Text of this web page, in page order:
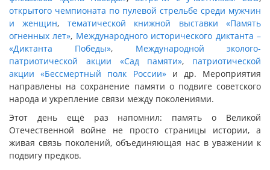
открытого чемпионата по пулевой стрельбе среди мужчин
и женщин, тематической книжной выставки «Память
огненных лет», Международного исторического диктанта –
«Диктанта Победы», Международной эколого-
патриотической акции «Сад памяти», патриотической
акции «Бессмертный полк России»и др. Мероприятия
направлены на сохранение памяти о подвиге советского
народа и укрепление связи между поколениями.
Этот день ещё раз напомнил: память о Великой
Отечественной войне не просто страницы истории, а
живая связь поколений, объединяющая нас в уважении к
подвигу предков.